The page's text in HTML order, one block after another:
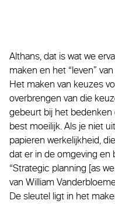
Althans, dat is wat we
maken en het “leven”
Het maken van keuzes
overbrengen van die
gebeurt bij het bedenken
best moeilijk. Als je niet
papieren werkelijkheid,
dat er in de omgeving en
“Strategic planning [as
van William
De sleutel ligt in het